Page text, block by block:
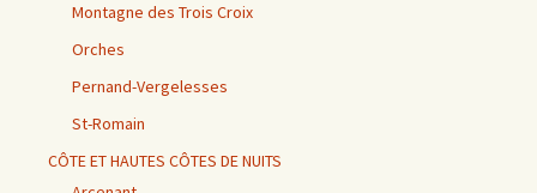
Montagne des Trois Croix
Orches
Pernand-Vergelesses
St-Romain
CÔTE ET HAUTES CÔTES DE NUITS